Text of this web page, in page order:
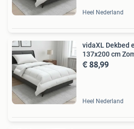
Heel Nederland
vidaXL Dekbed
137x200 cm
€ 88,99
Heel Nederland